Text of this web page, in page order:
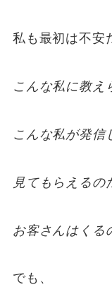
私も最初は不安
こんな私に教え
こんな私が発信
見てもらえるの
お客さんはくる
でも、